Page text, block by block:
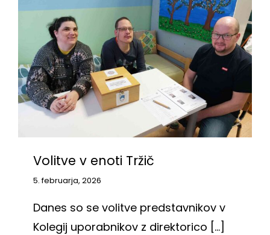
Volitve v enoti Tržič
5. februarja, 2026
Danes so se volitve predstavnikov v
Kolegij uporabnikov z direktorico [...]